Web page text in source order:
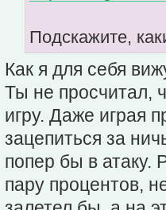
Подскажите,
Как я для себя
Ты не просчитал,
игру. Даже играя
зацепиться за
попер бы в атаку.
пару процентов,